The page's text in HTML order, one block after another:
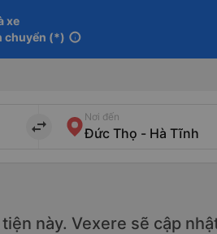
xe
chuyển (*) info
import_export
Nơi đến
này. Vexere sẽ cập